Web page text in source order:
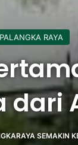
RAYA
dari
SEMAKIN